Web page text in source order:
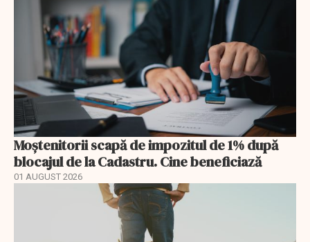
Moștenitorii scapă de impozitul de 1% după
blocajul de la Cadastru. Cine beneficiază
01 AUGUST 2026